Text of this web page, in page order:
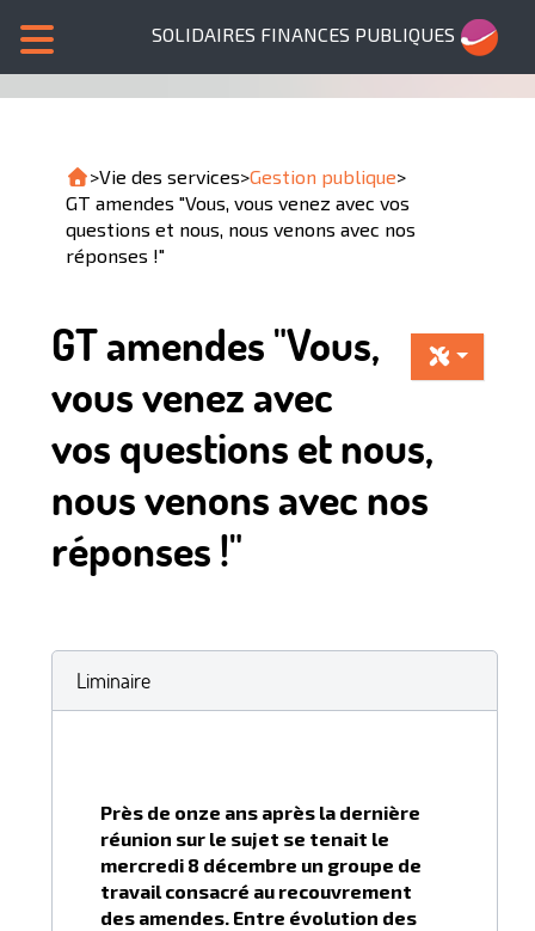
SOLIDAIRES FINANCES PUBLIQUES
>Vie des services>Gestion publique>
GT amendes "Vous, vous venez avec vos
questions et nous, nous venons avec nos
réponses !"
GT amendes "Vous,
vous venez avec
vos questions et nous,
nous venons avec nos
réponses !"
Liminaire
Près de onze ans après la dernière
réunion sur le sujet se tenait le
mercredi 8 décembre un groupe de
travail consacré au recouvrement
des amendes. Entre évolution des